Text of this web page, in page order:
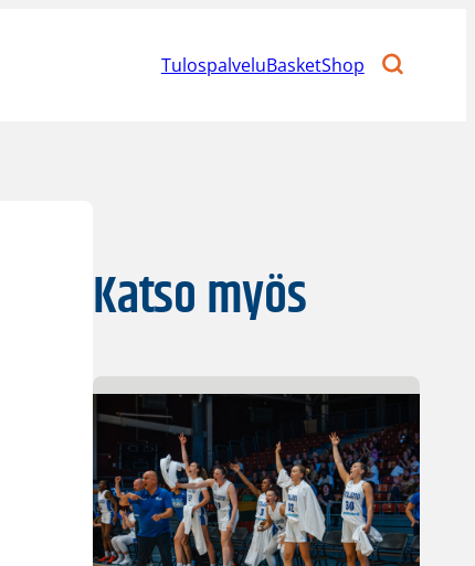
TulospalveluBasketShop
Katso myös